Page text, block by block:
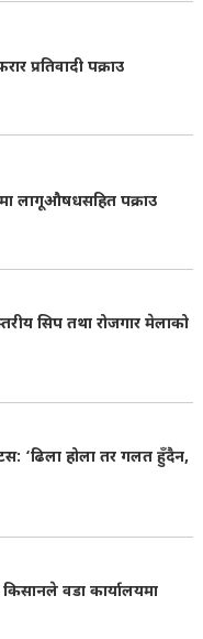
प्रतिवादी पक्राउ
लागूऔषधसहित पक्राउ
सिप तथा रोजगार मेलाको
‘ढिला होला तर गलत हुँदैन,
वडा कार्यालयमा